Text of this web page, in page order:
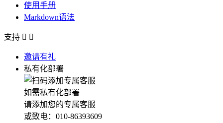
使用手册
Markdown语法
支持  
邀请有礼
私有化部署
如需私有化部署
请添加您的专属客服
或致电：010-86393609